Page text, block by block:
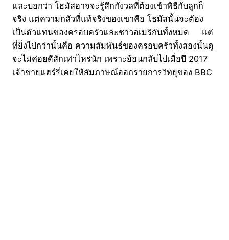
และบอกว่า โธมัสอาจจะรู้สึกกังวลที่ต้องเข้าพิธีกับลูกก็
จริง แต่ความกลัวที่แท้จริงของเขาคือ โธมัสนั้นจะต้อง
เป็นตัวแทนของครอบครัวและชาวอเมริกันทั้งหมด แต่
ที่ยิ่งไปกว่านั้นคือ ความสัมพันธ์ของครอบครัวทั้งสองนั้นดู
จะไม่ค่อยดีสักเท่าไหร่นัก เพราะย้อนกลับไปเมื่อปี 2017
เจ้าชายแฮร์รี่เคยให้สัมภาษณ์ออกรายการวิทยุของ BBC